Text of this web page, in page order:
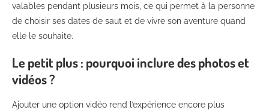
valables pendant plusieurs mois, ce qui permet à la personne
de choisir ses dates de saut et de vivre son aventure quand
elle le souhaite.
Le petit plus : pourquoi inclure des photos et
vidéos ?
Ajouter une option vidéo rend l’expérience encore plus